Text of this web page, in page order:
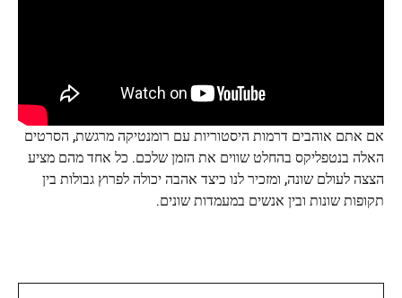
אם אתם אוהבים דרמות היסטוריות עם רומנטיקה מרגשת, הסרטים
האלה בנטפליקס בהחלט שווים את הזמן שלכם. כל אחד מהם מציע
הצצה לעולם שונה, ומזכיר לנו כיצד אהבה יכולה לפרוץ גבולות בין
תקופות שונות ובין אנשים במעמדות שונים.